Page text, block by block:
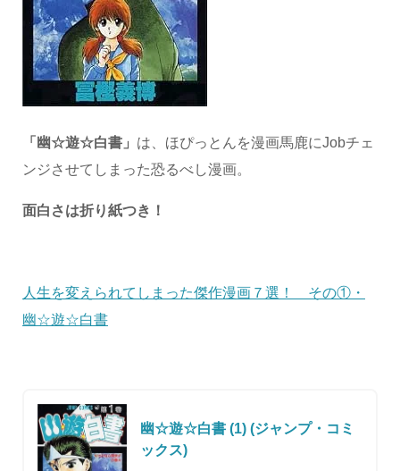
「幽☆遊☆白書」 は、ほぴっとんを漫画馬鹿にJobチェ
ンジさせてしまった恐るべし漫画。
面白さは折り紙つき！
人生を変えられてしまった傑作漫画７選！ その①・
幽☆遊☆白書
幽☆遊☆白書 (1) (ジャンプ・コミ
ックス)